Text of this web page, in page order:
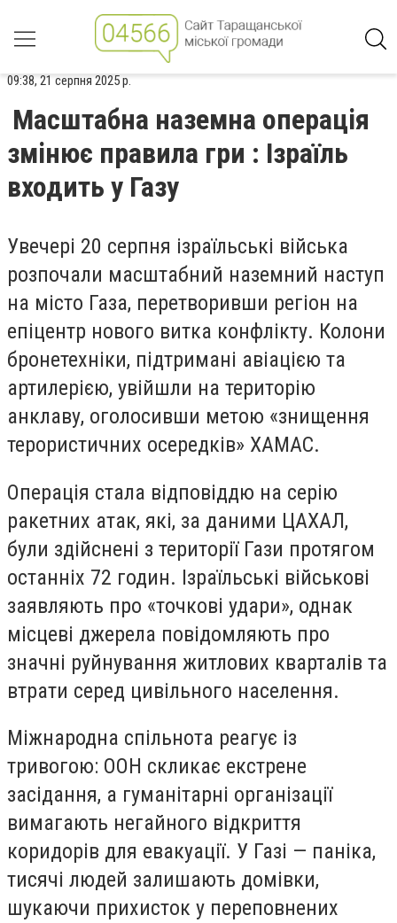
09:38, 21 серпня 2025 р.
Масштабна наземна операція
змінює правила гри : Ізраїль
входить у Газу
Увечері 20 серпня ізраїльські війська
розпочали масштабний наземний наступ
на місто Газа, перетворивши регіон на
епіцентр нового витка конфлікту. Колони
бронетехніки, підтримані авіацією та
артилерією, увійшли на територію
анклаву, оголосивши метою «знищення
терористичних осередків» ХАМАС.
Операція стала відповіддю на серію
ракетних атак, які, за даними ЦАХАЛ,
були здійснені з території Гази протягом
останніх 72 годин. Ізраїльські військові
заявляють про «точкові удари», однак
місцеві джерела повідомляють про
значні руйнування житлових кварталів та
втрати серед цивільного населення.
Міжнародна спільнота реагує із
тривогою: ООН скликає екстрене
засідання, а гуманітарні організації
вимагають негайного відкриття
коридорів для евакуації. У Газі — паніка,
тисячі людей залишають домівки,
шукаючи прихисток у переповнених